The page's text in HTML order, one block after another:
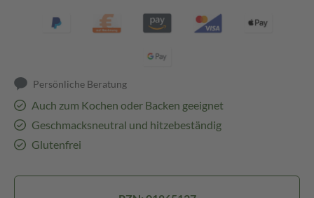
Persönliche Beratung
Auch zum Kochen oder Backen geeignet
Geschmacksneutral und hitzebeständig
Glutenfrei